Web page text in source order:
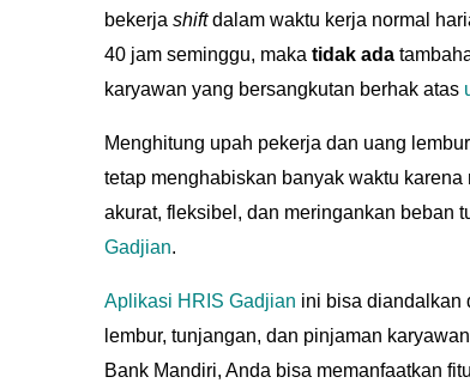
bekerja shiftdalam waktu kerja normal
40 jam seminggu, maka tidak ada
karyawan yang bersangkutan berhak atas
Menghitung upah pekerja dan uang
tetap menghabiskan banyak waktu
akurat, fleksibel, dan meringankan beban
Gadjian.
Aplikasi HRIS Gadjian ini bisa diandalkan
lembur, tunjangan, dan pinjaman
Bank Mandiri, Anda bisa memanfaatkan